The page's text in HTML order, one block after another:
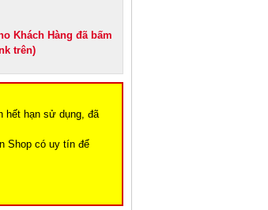
Khách Hàng đã bấm
trên)
hết hạn sử dụng, đã
Shop có uy tín để